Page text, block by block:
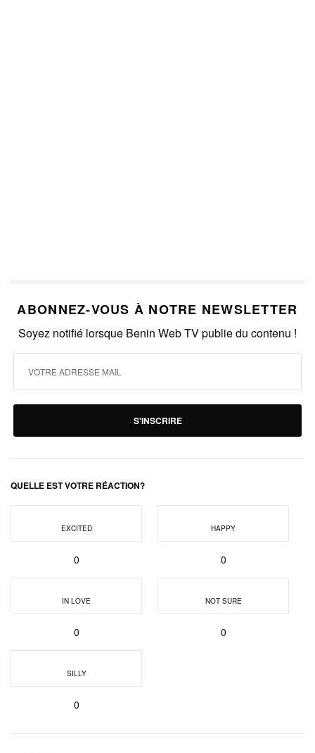
ABONNEZ-VOUS À NOTRE NEWSLETTER
Soyez notifié lorsque Benin Web TV publie du contenu !
S'INSCRIRE
QUELLE EST VOTRE RÉACTION?
EXCITED
0
HAPPY
0
IN LOVE
0
NOT SURE
0
SILLY
0